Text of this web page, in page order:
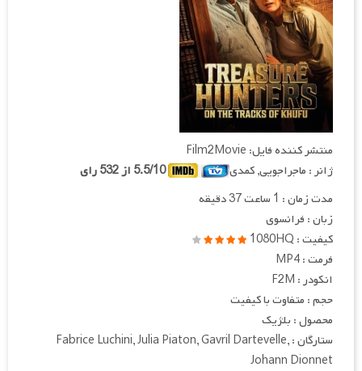
منتشر کننده فایل: Film2Movie
ژانر : ماجراجویی, کمدی
5.5/10 از 532 رای
مدت زمان : 1 ساعت 37 دقیقه
زبان : فرانسوی
کیفیت : 1080HQ
فرمت : MP4
انکودر : F2M
حجم : متفاوت با کیفیت
محصول : بلژیک
ستارگان : Fabrice Luchini, Julia Piaton, Gavril Dartevelle,
Johann Dionnet